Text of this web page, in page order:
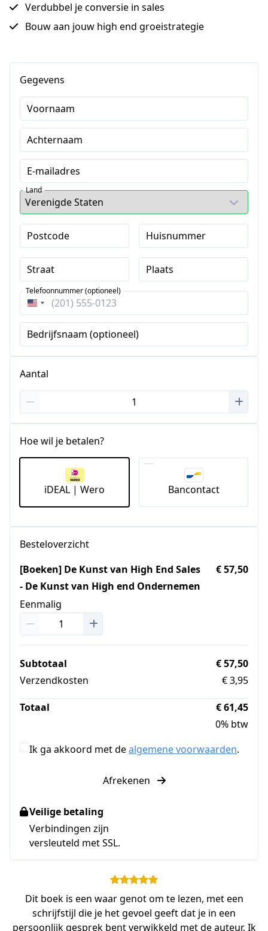
Verdubbel je conversie in sales
Bouw aan jouw high end groeistrategie
Gegevens
Voornaam
Achternaam
E-mailadres
Land
Postcode Huisnummer
Straat Plaats
Verenigde
Staten
+1
Telefoonnummer (optioneel)
Bedrijfsnaam (optioneel)
Aantal
Hoe wil je betalen?
iDEAL | Wero Bancontact
Besteloverzicht
[Boeken] De Kunst van High End Sales
- De Kunst van High end Ondernemen
Eenmalig
€ 57,50
Subtotaal
€ 57,50
Verzendkosten
€ 3,95
Totaal
€ 61,45
0% btw
Ik ga akkoord met dealgemene voorwaarden.
Afrekenen
Veilige betaling
Verbindingen zijn
versleuteld met SSL.
Dit boek is een waar genot om te lezen, met een
schrijfstijl die je het gevoel geeft dat je in een
persoonlijk gesprek bent verwikkeld met de auteur. Ik